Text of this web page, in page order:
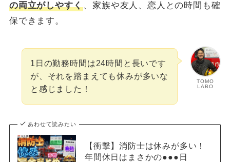
の両立がしやすく、家族や友人、恋人との時間も確
保できます。
TOMO
LABO
1日の勤務時間は24時間と長いです
が、それを踏まえても休みが多いな
と感じました！
あわせて読みたい
【衝撃】消防士は休みが多い！
年間休日はまさかの●●●日